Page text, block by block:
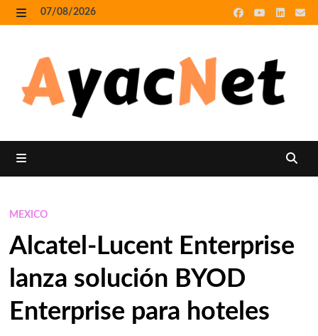
Skip
to
07/08/2026
MEXICO
Alcatel-Lucent Enterprise
lanza solución BYOD
Enterprise para hoteles